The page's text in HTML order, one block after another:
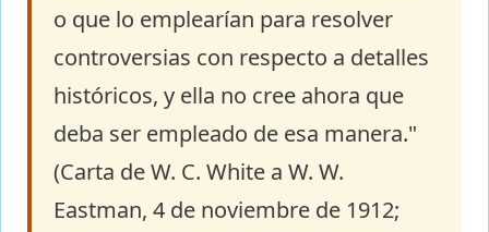
o que lo emplearían para resolver
controversias con respecto a detalles
históricos, y ella no cree ahora que
deba ser empleado de esa manera."
(Carta de W. C. White a W. W.
Eastman, 4 de noviembre de 1912;